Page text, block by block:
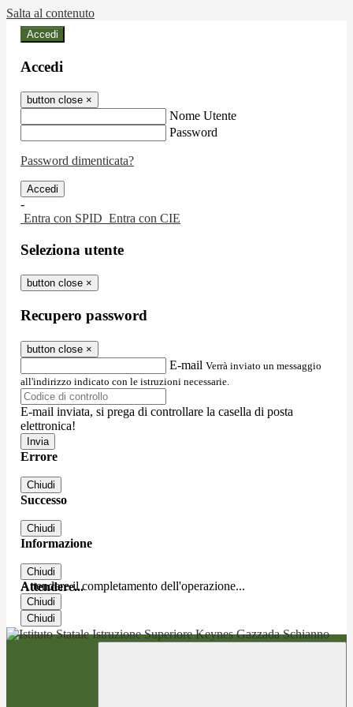
Salta al contenuto
Accedi
Accedi
button close ×
Nome Utente
Password
Password dimenticata?
-
Entra con SPID Entra con CIE
Seleziona utente
button close ×
Recupero password
button close ×
E-mail Verrà inviato un messaggio
all'indirizzo indicato con le istruzioni necessarie.
E-mail inviata, si prega di controllare la casella di posta
elettronica!
Errore
Chiudi
Successo
Chiudi
Informazione
Chiudi
Attendere...
Attendere il completamento dell'operazione...
Chiudi
Chiudi